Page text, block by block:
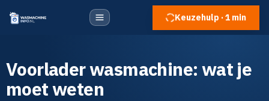
Keuzehulp · 1 min
Voorlader wasmachine: wat je
moet weten